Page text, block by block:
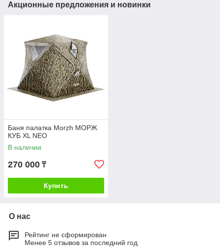
Акционные предложения и новинки
Баня палатка Morzh МОРЖ
КУБ XL NEO
В наличии
270 000 ₸
Купить
О нас
Рейтинг не сформирован
Менее 5 отзывов за последний год